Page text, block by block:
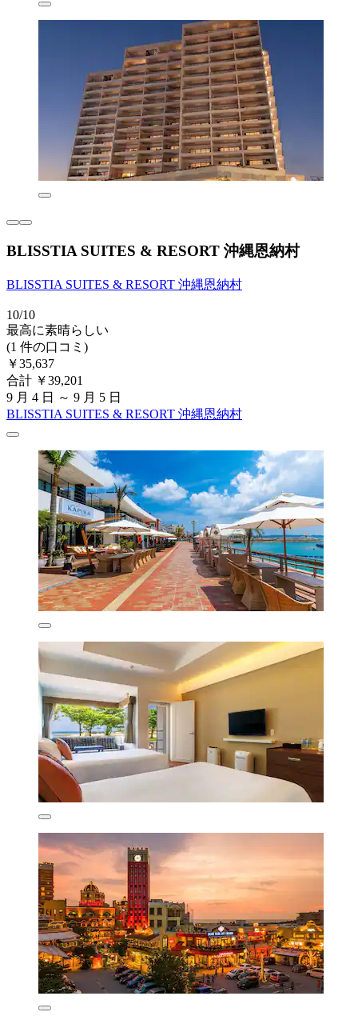
BLISSTIA SUITES & RESORT 沖縄恩納村
BLISSTIA SUITES & RESORT 沖縄恩納村
10/10
最高に素晴らしい
(1 件の口コミ)
￥35,637
合計 ￥39,201
9 月 4 日 ～ 9 月 5 日
BLISSTIA SUITES & RESORT 沖縄恩納村